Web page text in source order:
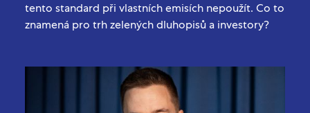
tento standard při vlastních emisích nepoužít. Co to
znamená pro trh zelených dluhopisů a investory?